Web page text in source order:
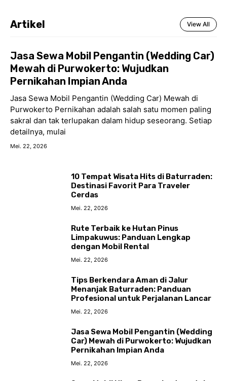
Artikel View All
Jasa Sewa Mobil Pengantin (Wedding Car)
Mewah di Purwokerto: Wujudkan
Pernikahan Impian Anda
Jasa Sewa Mobil Pengantin (Wedding Car) Mewah di
Purwokerto Pernikahan adalah salah satu momen paling
sakral dan tak terlupakan dalam hidup seseorang. Setiap
detailnya, mulai
Mei. 22, 2026
10 Tempat Wisata Hits di Baturraden:
Destinasi Favorit Para Traveler
Cerdas
Mei. 22, 2026
Rute Terbaik ke Hutan Pinus
Limpakuwus: Panduan Lengkap
dengan Mobil Rental
Mei. 22, 2026
Tips Berkendara Aman di Jalur
Menanjak Baturraden: Panduan
Profesional untuk Perjalanan Lancar
Mei. 22, 2026
Jasa Sewa Mobil Pengantin (Wedding
Car) Mewah di Purwokerto: Wujudkan
Pernikahan Impian Anda
Mei. 22, 2026